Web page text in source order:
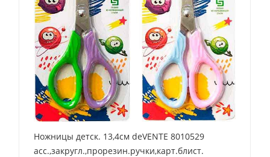
Ножницы детск. 13,4см deVENTE 8010529
асс.,закругл.,прорезин.ручки,карт.блист.